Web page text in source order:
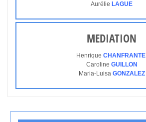
Aurélie LAGUE
MEDIATION
Henrique CHANFRANTE
Caroline GUILLON
Maria-Luisa GONZALEZ